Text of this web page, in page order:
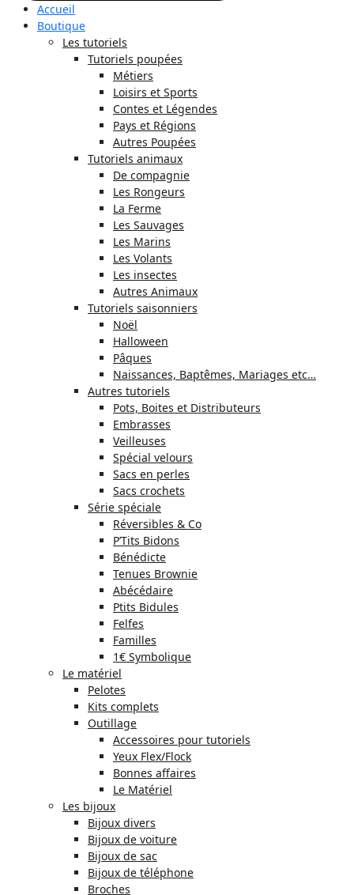
Accueil
Boutique
Les tutoriels
Tutoriels poupées
Métiers
Loisirs et Sports
Contes et Légendes
Pays et Régions
Autres Poupées
Tutoriels animaux
De compagnie
Les Rongeurs
La Ferme
Les Sauvages
Les Marins
Les Volants
Les insectes
Autres Animaux
Tutoriels saisonniers
Noël
Halloween
Pâques
Naissances, Baptêmes, Mariages etc…
Autres tutoriels
Pots, Boites et Distributeurs
Embrasses
Veilleuses
Spécial velours
Sacs en perles
Sacs crochets
Série spéciale
Réversibles & Co
P’Tits Bidons
Bénédicte
Tenues Brownie
Abécédaire
Ptits Bidules
Felfes
Familles
1€ Symbolique
Le matériel
Pelotes
Kits complets
Outillage
Accessoires pour tutoriels
Yeux Flex/Flock
Bonnes affaires
Le Matériel
Les bijoux
Bijoux divers
Bijoux de voiture
Bijoux de sac
Bijoux de téléphone
Broches